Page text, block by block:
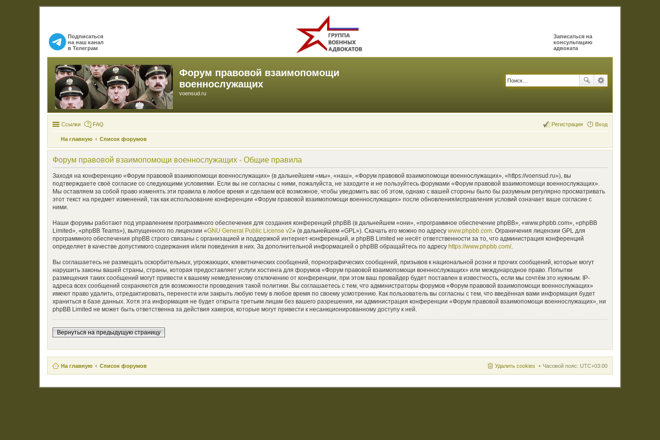
Подписаться
на наш канал
в Телеграм
Записаться на
консультацию
адвоката
Форум правовой взаимопомощи
военнослужащих
voensud.ru
Ссылки FAQ Вход
Регистрация
На главную Список форумов
Форум правовой взаимопомощи военнослужащих - Общие правила
Заходя на конференцию «Форум правовой взаимопомощи военнослужащих» (в дальнейшем «мы», «наш», «Форум правовой взаимопомощи военнослужащих», «https://voensud.ru»), вы
подтверждаете своё согласие со следующими условиями. Если вы не согласны с ними, пожалуйста, не заходите и не пользуйтесь форумами «Форум правовой взаимопомощи военнослужащих».
Мы оставляем за собой право изменять эти правила в любое время и сделаем всё возможное, чтобы уведомить вас об этом, однако с вашей стороны было бы разумным регулярно просматривать
этот текст на предмет изменений, так как использование конференции «Форум правовой взаимопомощи военнослужащих» после обновления/исправления условий означает ваше согласие с
ними.
Наши форумы работают под управлением программного обеспечения для создания конференций phpBB (в дальнейшем «они», «программное обеспечение phpBB», «www.phpbb.com», «phpBB
Limited», «phpBB Teams»), выпущенного по лицензии «GNU General Public License v2» (в дальнейшем «GPL»). Скачать его можно по адресу www.phpbb.com. Ограничения лицензии GPL для
программного обеспечения phpBB строго связаны с организацией и поддержкой интернет-конференций, и phpBB Limited не несёт ответственности за то, что администрация конференций
определяет в качестве допустимого содержания и/или поведения в них. За дополнительной информацией о phpBB обращайтесь по адресу https://www.phpbb.com/.
Вы соглашаетесь не размещать оскорбительных, угрожающих, клеветнических сообщений, порнографических сообщений, призывов к национальной розни и прочих сообщений, которые могут
нарушить законы вашей страны, страны, которая предоставляет услуги хостинга для форумов «Форум правовой взаимопомощи военнослужащих» или международное право. Попытки
размещения таких сообщений могут привести к вашему немедленному отключению от конференции, при этом ваш провайдер будет поставлен в известность, если мы сочтём это нужным. IP-
адреса всех сообщений сохраняются для возможности проведения такой политики. Вы соглашаетесь с тем, что администраторы форумов «Форум правовой взаимопомощи военнослужащих»
имеют право удалить, отредактировать, перенести или закрыть любую тему в любое время по своему усмотрению. Как пользователь вы согласны с тем, что введённая вами информация будет
храниться в базе данных. Хотя эта информация не будет открыта третьим лицам без вашего разрешения, ни администрация конференции «Форум правовой взаимопомощи военнослужащих», ни
phpBB Limited не может быть ответственна за действия хакеров, которые могут привести к несанкционированному доступу к ней.
Вернуться на предыдущую страницу
На главную Список форумов Часовой пояс: UTC+03:00
Удалить cookies